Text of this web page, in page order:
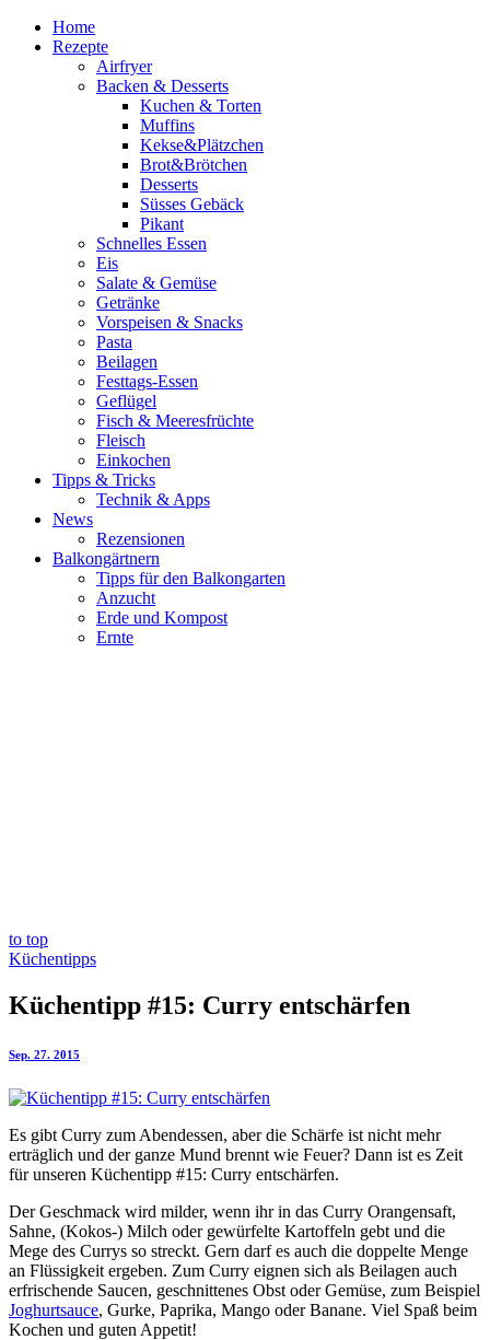
Home
Rezepte
Airfryer
Backen & Desserts
Kuchen & Torten
Muffins
Kekse&Plätzchen
Brot&Brötchen
Desserts
Süsses Gebäck
Pikant
Schnelles Essen
Eis
Salate & Gemüse
Getränke
Vorspeisen & Snacks
Pasta
Beilagen
Festtags-Essen
Geflügel
Fisch & Meeresfrüchte
Fleisch
Einkochen
Tipps & Tricks
Technik & Apps
News
Rezensionen
Balkongärtnern
Tipps für den Balkongarten
Anzucht
Erde und Kompost
Ernte
to top
Küchentipps
Küchentipp #15: Curry entschärfen
Sep. 27. 2015
Es gibt Curry zum Abendessen, aber die Schärfe ist nicht mehr
erträglich und der ganze Mund brennt wie Feuer? Dann ist es Zeit
für unseren Küchentipp #15: Curry entschärfen.
Der Geschmack wird milder, wenn ihr in das Curry Orangensaft,
Sahne, (Kokos-) Milch oder gewürfelte Kartoffeln gebt und die
Mege des Currys so streckt. Gern darf es auch die doppelte Menge
an Flüssigkeit ergeben. Zum Curry eignen sich als Beilagen auch
erfrischende Saucen, geschnittenes Obst oder Gemüse, zum Beispiel
Joghurtsauce, Gurke, Paprika, Mango oder Banane. Viel Spaß beim
Kochen und guten Appetit!